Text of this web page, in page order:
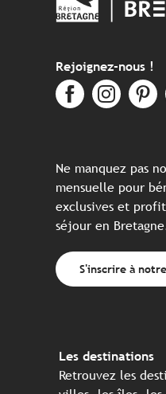
Rejoignez-nous !
Ne manquez pas
mensuelle pour
exclusives et
séjour en
S'inscrire à
Les destinations
Retrouvez les